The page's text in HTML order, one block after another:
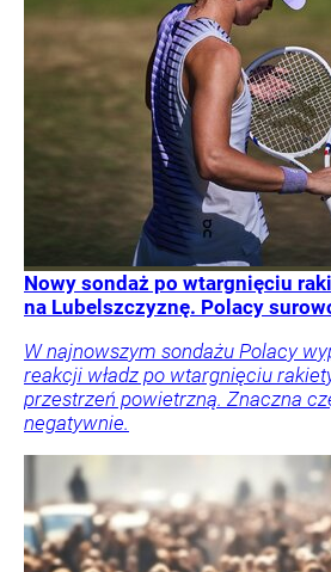
Nowy sondaż po wtargnięciu
na Lubelszczyznę. Polacy
W najnowszym sondażu Polacy
reakcji władz po wtargnięciu
przestrzeń powietrzną. Znaczna
negatywnie.